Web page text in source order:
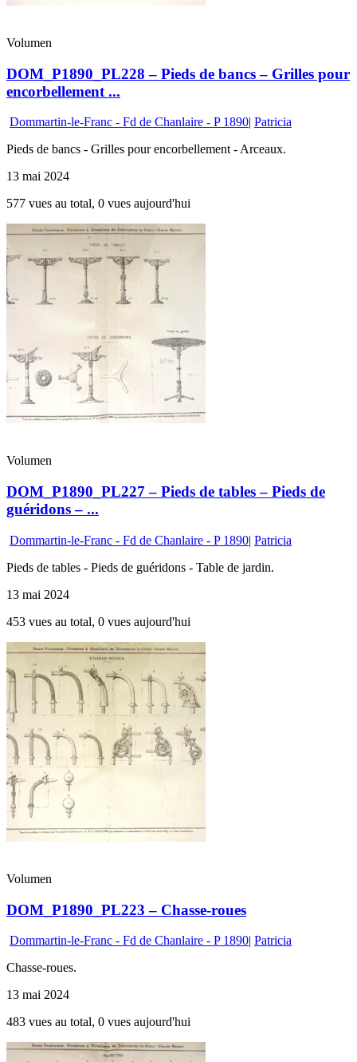
Volumen
DOM_P1890_PL228 – Pieds de bancs – Grilles pour
encorbellement ...
Dommartin-le-Franc - Fd de Chanlaire - P 1890| Patricia
Pieds de bancs - Grilles pour encorbellement - Arceaux.
13 mai 2024
577 vues au total, 0 vues aujourd'hui
Volumen
DOM_P1890_PL227 – Pieds de tables – Pieds de
guéridons – ...
Dommartin-le-Franc - Fd de Chanlaire - P 1890| Patricia
Pieds de tables - Pieds de guéridons - Table de jardin.
13 mai 2024
453 vues au total, 0 vues aujourd'hui
Volumen
DOM_P1890_PL223 – Chasse-roues
Dommartin-le-Franc - Fd de Chanlaire - P 1890| Patricia
Chasse-roues.
13 mai 2024
483 vues au total, 0 vues aujourd'hui